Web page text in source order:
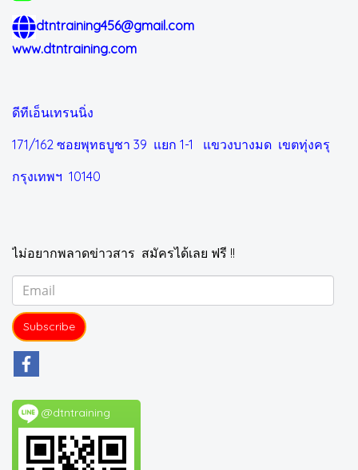
dtntraining456@gmail.com
www.dtntraining.com
ดีทีเอ็นเทรนนิ่ง
171/162 ซอยพุทธบูชา 39 แยก 1-1 แขวงบางมด เขตทุ่งครุ
กรุงเทพฯ 10140
ไม่อยากพลาดข่าวสาร สมัครได้เลย ฟรี !!
Subscribe
@dtntraining